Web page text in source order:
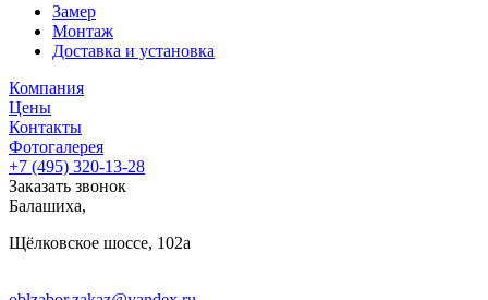
Замер
Монтаж
Доставка и установка
Компания
Цены
Контакты
Фотогалерея
+7 (495) 320-13-28
Заказать звонок
Балашиха,
Щёлковское шоссе, 102а